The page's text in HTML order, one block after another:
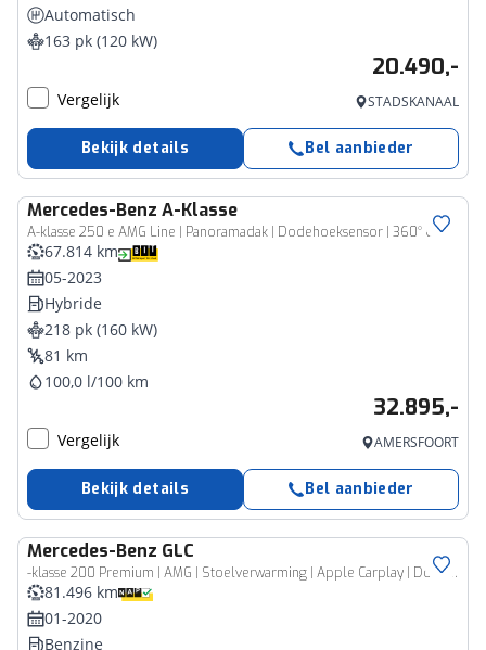
Automatisch
163 pk (120 kW)
20.490,-
Vergelijk STADSKANAAL
Bekijk details Bel aanbieder
Mercedes-Benz A-Klasse
A-klasse 250 e AMG Line | Panoramadak | Dodehoeksensor | 360° Camera | Lane Keeping Assist | Stoelverwarming | FULL Led |
67.814 km
05-2023
Hybride
218 pk (160 kW)
81 km
100,0 l/100 km
32.895,-
Vergelijk AMERSFOORT
Bekijk details Bel aanbieder
Mercedes-Benz GLC
-klasse 200 Premium | AMG | Stoelverwarming | Apple Carplay | Dodehoekassistent | Camera | NL auto |
81.496 km
01-2020
Benzine